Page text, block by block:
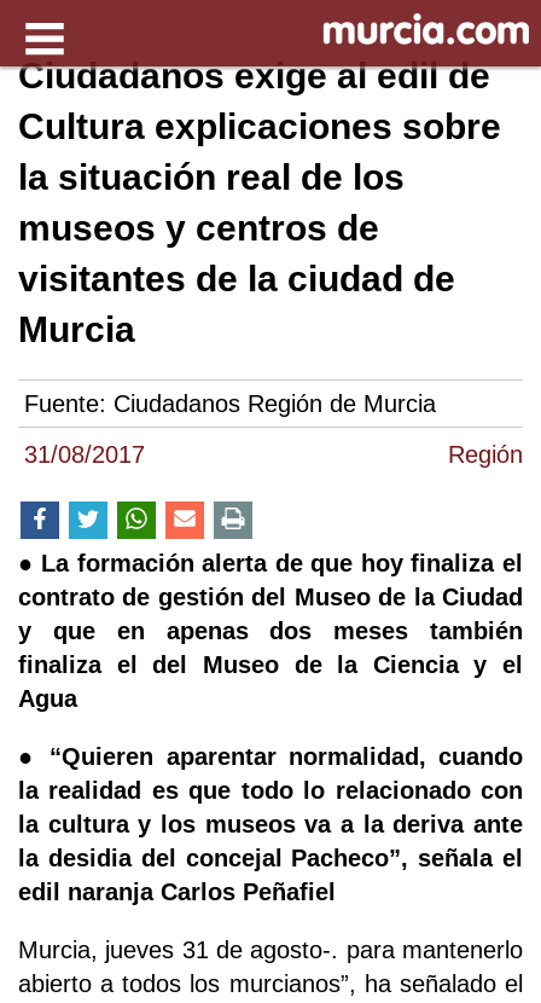
31/08/2017 Región
Ciudadanos exige al edil de
Cultura explicaciones sobre
la situación real de los
museos y centros de
visitantes de la ciudad de
Murcia
Fuente: Ciudadanos Región de Murcia
● La formación alerta de que hoy finaliza el
contrato de gestión del Museo de la Ciudad
y que en apenas dos meses también
finaliza el del Museo de la Ciencia y el
Agua
● “Quieren aparentar normalidad, cuando
la realidad es que todo lo relacionado con
la cultura y los museos va a la deriva ante
la desidia del concejal Pacheco”, señala el
edil naranja Carlos Peñafiel
Murcia, jueves 31 de agosto-. para mantenerlo
abierto a todos los murcianos”, ha señalado el